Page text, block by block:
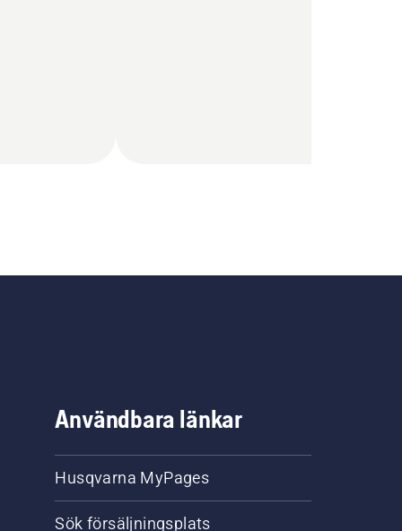
Användbara länkar
Husqvarna MyPages
Sök försäljningsplats